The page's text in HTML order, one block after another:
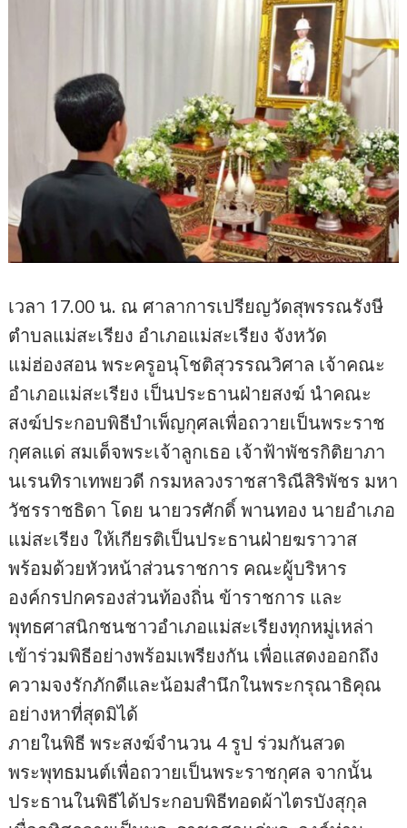
เวลา 17.00 น. ณ ศาลาการเปรียญวัดสุพรรณรังษี
ตำบลแม่สะเรียง อำเภอแม่สะเรียง จังหวัด
แม่ฮ่องสอน พระครูอนุโชติสุวรรณวิศาล เจ้าคณะ
อำเภอแม่สะเรียง เป็นประธานฝ่ายสงฆ์ นำคณะ
สงฆ์ประกอบพิธีบำเพ็ญกุศลเพื่อถวายเป็นพระราช
กุศลแด่ สมเด็จพระเจ้าลูกเธอ เจ้าฟ้าพัชรกิติยาภา
นเรนทิราเทพยวดี กรมหลวงราชสาริณีสิริพัชร มหา
วัชรราชธิดา โดย นายวรศักดิ์ พานทอง นายอำเภอ
แม่สะเรียง ให้เกียรติเป็นประธานฝ่ายฆราวาส
พร้อมด้วยหัวหน้าส่วนราชการ คณะผู้บริหาร
องค์กรปกครองส่วนท้องถิ่น ข้าราชการ และ
พุทธศาสนิกชนชาวอำเภอแม่สะเรียงทุกหมู่เหล่า
เข้าร่วมพิธีอย่างพร้อมเพรียงกัน เพื่อแสดงออกถึง
ความจงรักภักดีและน้อมสำนึกในพระกรุณาธิคุณ
อย่างหาที่สุดมิได้
ภายในพิธี พระสงฆ์จำนวน 4 รูป ร่วมกันสวด
พระพุทธมนต์เพื่อถวายเป็นพระราชกุศล จากนั้น
ประธานในพิธีได้ประกอบพิธีทอดผ้าไตรบังสุกุล